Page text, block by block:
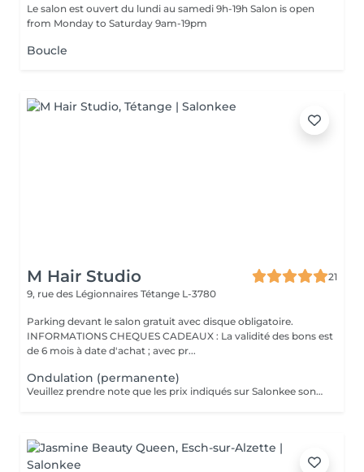
Le salon est ouvert du lundi au samedi 9h-19h Salon is open
from Monday to Saturday 9am-19pm
Boucle
M Hair Studio
21
9, rue des Légionnaires Tétange L-3780
Parking devant le salon gratuit avec disque obligatoire.
INFORMATIONS CHEQUES CADEAUX : La validité des bons est
de 6 mois à date d'achat ; avec pr...
Ondulation (permanente)
Veuillez prendre note que les prix indiqués sur Salonkee sont communiqués à titre informatif et s'entendent de base. Ces derniers sont susceptibles de varier selon le diagnostic réalisé à votre arrivée au salon et l'expertise du professionnel à qui vous confiez votre beauté. Dans tous les cas, un devis précis vous sera proposé et toutes réalisations de prestations seront effectuées avec votre accord. Un grand merci d'avance pour votre compréhension. Au plaisir de vous recevoir très vite.